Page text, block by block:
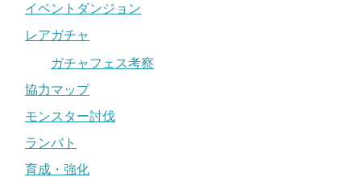
イベントダンジョン
レアガチャ
ガチャフェス考察
協力マップ
モンスター討伐
ランバト
育成・強化